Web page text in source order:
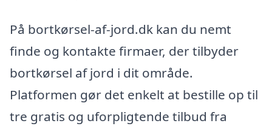
På bortkørsel-af-jord.dk kan du nemt
finde og kontakte firmaer, der tilbyder
bortkørsel af jord i dit område.
Platformen gør det enkelt at bestille op til
tre gratis og uforpligtende tilbud fra